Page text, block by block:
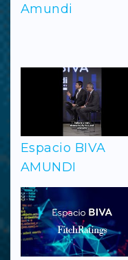
Amundi
Espacio BIVA
AMUNDI